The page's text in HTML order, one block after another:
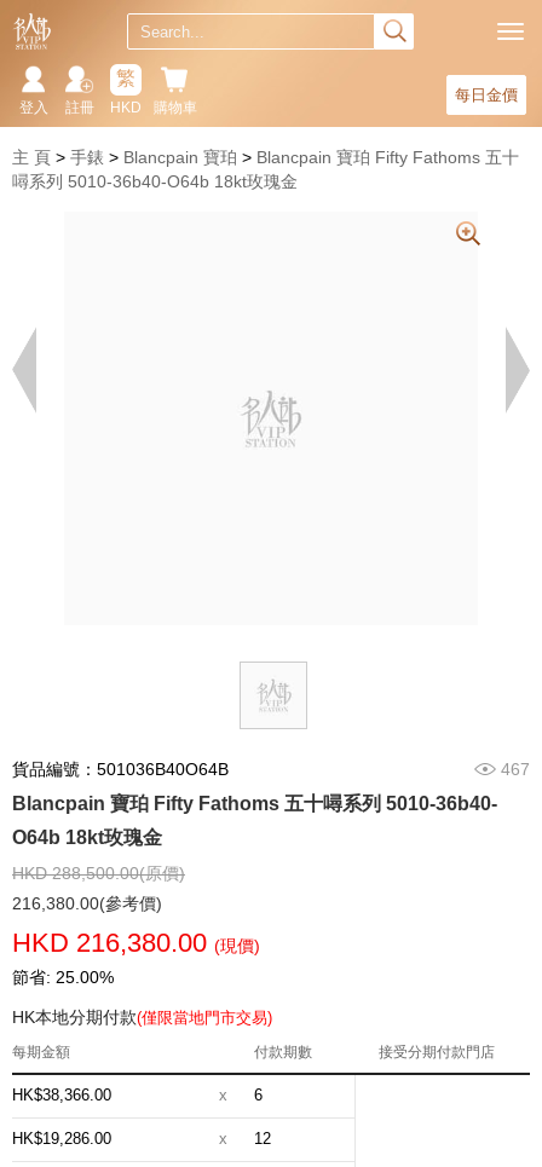
每日金價
購物車
繁
HKD
註冊
登入
主 頁 手錶 Blancpain 寶珀
Blancpain 寶珀 Fifty Fathoms 五十
噚系列 5010-36b40-O64b 18kt玫瑰金
貨品編號：501036B40O64B 467
Blancpain 寶珀 Fifty Fathoms 五十噚系列 5010-36b40-
O64b 18kt玫瑰金
HKD 288,500.00(原價)
216,380.00(參考價)
HKD 216,380.00 (現價)
節省: 25.00%
HK本地分期付款(僅限當地門市交易)
每期金額 付款期數 接受分期付款門店
HK$38,366.00 x 6
HK$19,286.00 x 12